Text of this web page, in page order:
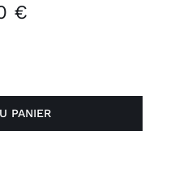
€
PANIER